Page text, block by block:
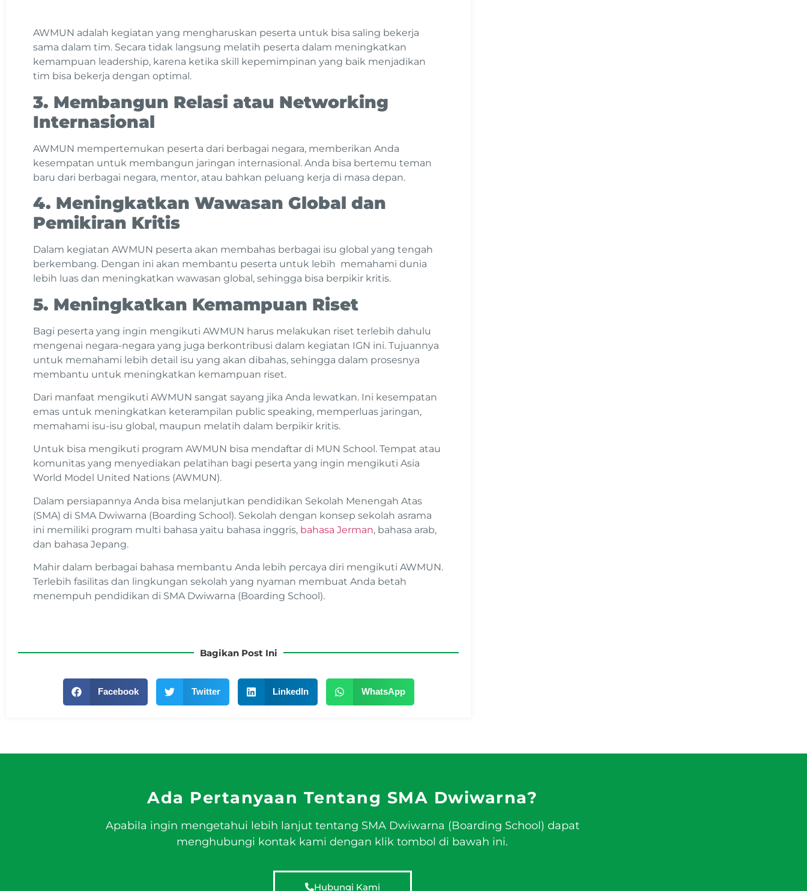
AWMUN adalah kegiatan yang mengharuskan peserta untuk bisa saling bekerja
sama dalam tim. Secara tidak langsung melatih peserta dalam meningkatkan
kemampuan leadership, karena ketika skill kepemimpinan yang baik menjadikan
tim bisa bekerja dengan optimal.
3. Membangun Relasi atau Networking
Internasional
AWMUN mempertemukan peserta dari berbagai negara, memberikan Anda
kesempatan untuk membangun jaringan internasional. Anda bisa bertemu teman
baru dari berbagai negara, mentor, atau bahkan peluang kerja di masa depan.
4. Meningkatkan Wawasan Global dan
Pemikiran Kritis
Dalam kegiatan AWMUN peserta akan membahas berbagai isu global yang tengah
berkembang. Dengan ini akan membantu peserta untuk lebih memahami dunia
lebih luas dan meningkatkan wawasan global, sehingga bisa berpikir kritis.
5. Meningkatkan Kemampuan Riset
Bagi peserta yang ingin mengikuti AWMUN harus melakukan riset terlebih dahulu
mengenai negara-negara yang juga berkontribusi dalam kegiatan IGN ini. Tujuannya
untuk memahami lebih detail isu yang akan dibahas, sehingga dalam prosesnya
membantu untuk meningkatkan kemampuan riset.
Dari manfaat mengikuti AWMUN sangat sayang jika Anda lewatkan. Ini kesempatan
emas untuk meningkatkan keterampilan public speaking, memperluas jaringan,
memahami isu-isu global, maupun melatih dalam berpikir kritis.
Untuk bisa mengikuti program AWMUN bisa mendaftar di MUN School. Tempat atau
komunitas yang menyediakan pelatihan bagi peserta yang ingin mengikuti Asia
World Model United Nations (AWMUN).
Dalam persiapannya Anda bisa melanjutkan pendidikan Sekolah Menengah Atas
(SMA) di SMA Dwiwarna (Boarding School). Sekolah dengan konsep sekolah asrama
ini memiliki program multi bahasa yaitu bahasa inggris, bahasa Jerman, bahasa arab,
dan bahasa Jepang.
Mahir dalam berbagai bahasa membantu Anda lebih percaya diri mengikuti AWMUN.
Terlebih fasilitas dan lingkungan sekolah yang nyaman membuat Anda betah
menempuh pendidikan di SMA Dwiwarna (Boarding School).
Bagikan Post Ini
Facebook Twitter LinkedIn WhatsApp
Ada Pertanyaan Tentang SMA Dwiwarna?
Apabila ingin mengetahui lebih lanjut tentang SMA Dwiwarna (Boarding School) dapat
menghubungi kontak kami dengan klik tombol di bawah ini.
Hubungi Kami